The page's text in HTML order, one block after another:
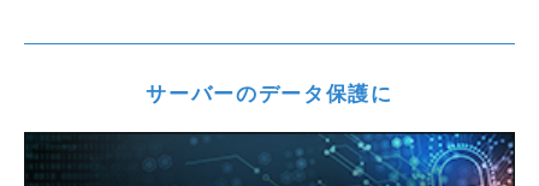
サーバーのデータ保護に